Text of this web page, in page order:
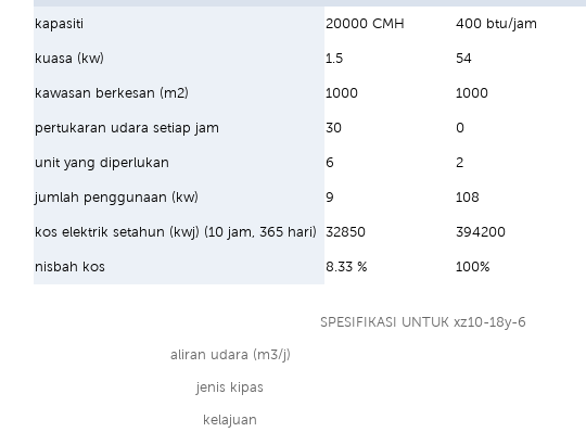
kapasiti 20000 CMH 400 btu/jam
kuasa (kw) 1.5 54
kawasan berkesan (m2) 1000 1000
pertukaran udara setiap jam 30 0
unit yang diperlukan 6 2
jumlah penggunaan (kw) 9 108
kos elektrik setahun (kwj) (10 jam, 365 hari) 32850 394200
nisbah kos 8.33 % 100%
SPESIFIKASI UNTUK xz10-18y-6
aliran udara (m3/j)
jenis kipas
kelajuan